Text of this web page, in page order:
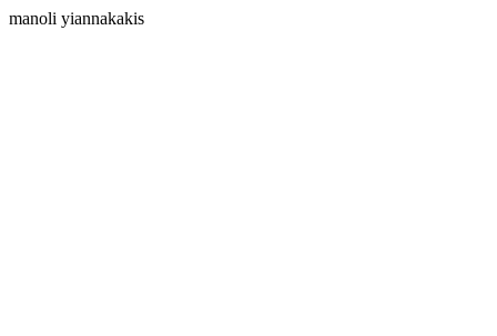
manoli yiannakakis